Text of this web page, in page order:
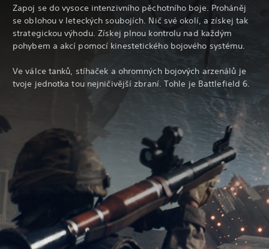
Zapoj se do vysoce intenzivního pěchotního boje. Proháněj
se oblohou v leteckých soubojích. Nič své okolí, a získej tak
strategickou výhodu. Získej plnou kontrolu nad každým
pohybem a akcí pomocí kinestetického bojového systému.
Ve válce tanků, stíhaček a ohromných bojových arzenálů je
tvoje jednotka tou nejničivější zbraní. Tohle je Battlefield 6.